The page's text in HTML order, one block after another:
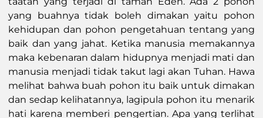
yang buahnya tidak boleh dimakan yaitu pohon
kehidupan dan pohon pengetahuan tentang yang
baik dan yang jahat. Ketika manusia memakannya
maka kebenaran dalam hidupnya menjadi mati dan
manusia menjadi tidak takut lagi akan Tuhan. Hawa
melihat bahwa buah pohon itu baik untuk dimakan
dan sedap kelihatannya, lagipula pohon itu menarik
hati karena memberi pengertian. Apa yang terlihat